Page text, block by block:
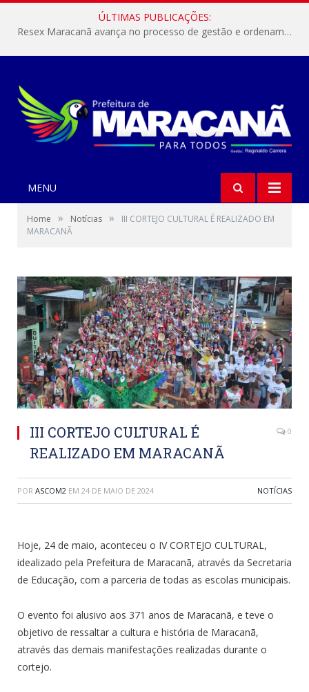
ÚLTIMAS PUBLICAÇÕES:
Resex Maracanã avança no processo de gestão e ordenamento do turismo em nossas áreas protegidas.
MENU
Home » Notícias »
III CORTEJO CULTURAL É REALIZADO EM
MARACANÃ
III CORTEJO CULTURAL É
REALIZADO EM MARACANÃ
0
POR ASCOM2 EM 24 DE MAIO DE 2024 NOTÍCIAS
Hoje, 24 de maio, aconteceu o IV CORTEJO CULTURAL,
idealizado pela Prefeitura de Maracanã, através da Secretaria
de Educação, com a parceria de todas as escolas municipais.
O evento foi alusivo aos 371 anos de Maracanã, e teve o
objetivo de ressaltar a cultura e história de Maracanã,
através das demais manifestações realizadas durante o
cortejo.